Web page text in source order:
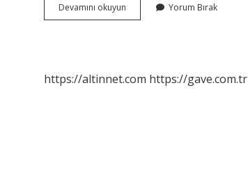
Devamını okuyun Göreme
Müze
Yorum Bırak
https://altinnet.com https://gave.com.tr